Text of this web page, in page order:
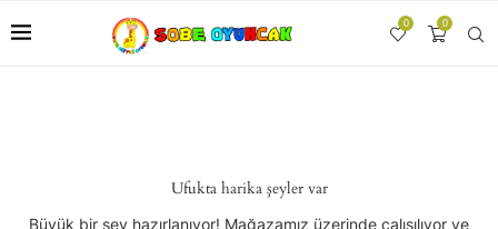
0
0
Ufukta harika şeyler var
Büyük bir şey hazırlanıyor! Mağazamız üzerinde çalışılıyor ve